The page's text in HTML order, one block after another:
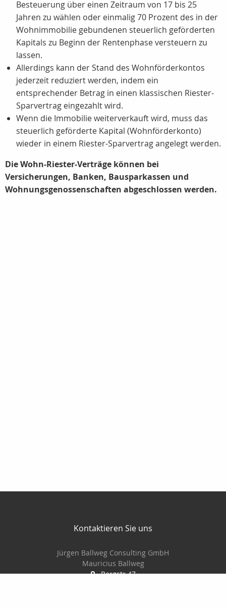
Besteuerung über einen Zeitraum von 17 bis 25
Jahren zu wählen oder einmalig 70 Prozent des in der
Wohnimmobilie gebundenen steuerlich geförderten
Kapitals zu Beginn der Rentenphase versteuern zu
lassen.
Allerdings kann der Stand des Wohnförderkontos
jederzeit reduziert werden, indem ein
entsprechender Betrag in einen klassischen Riester-
Sparvertrag eingezahlt wird.
Wenn die Immobilie weiterverkauft wird, muss das
steuerlich geförderte Kapital (Wohnförderkonto)
wieder in einem Riester-Sparvertrag angelegt werden.
Die Wohn-Riester-Verträge können bei
Versicherungen, Banken, Bausparkassen und
Wohnungsgenossenschaften abgeschlossen werden.
Kontaktieren Sie uns
Jürgen Ballweg Consulting GmbH
Mauricius Ballweg
Bergstr.47